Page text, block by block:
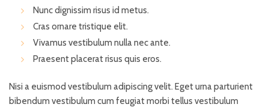
Nunc dignissim risus id metus.
Cras ornare tristique elit.
Vivamus vestibulum nulla nec ante.
Praesent placerat risus quis eros.
Nisi a euismod vestibulum adipiscing velit. Eget urna parturient
bibendum vestibulum cum feugiat morbi tellus vestibulum